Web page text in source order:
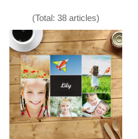
(Total: 38 articles)